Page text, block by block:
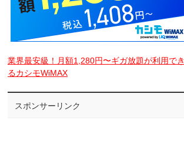
業界最安級！月額1,280円〜ギガ放題が利用でき
るカシモWiMAX
スポンサーリンク